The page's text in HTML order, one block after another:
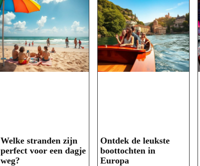
Welke stranden zijn
perfect voor een dagje
weg?
Ontdek de leukste
boottochten in
Europa